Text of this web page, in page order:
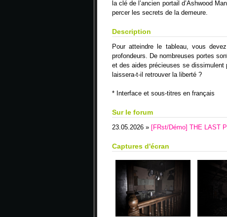
la clé de l’ancien portail d’Ashwood
percer les secrets de la demeure.
Description
Pour atteindre le tableau, vous
profondeurs. De nombreuses portes
et des aides précieuses se dissimulent
laissera-t-il retrouver la liberté ?
* Interface et sous-titres en français
Sur le forum
23.05.2026 » [FRst/Démo] THE LAST
Captures d'écran